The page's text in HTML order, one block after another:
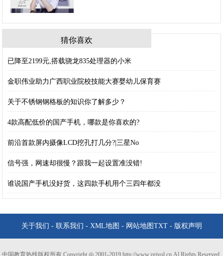
猜你喜欢
已降至2199元,搭载骁龙835处理器的小米
金职伟业助力广西职业院校技能大赛婴幼儿保育赛
关于不锈钢钢格板的知识你了解多少？
4款高配低价的国产手机，哪款是你喜欢的?
前沿首款屏内摄像LCD挖孔打几分?|三星No
信号强，网速却很慢？跟我一起设置准没错!
谁说国产手机没好货，这四款手机用个三四年都没
关于我们 - 联系我们 - XML地图 - 网站地图 TXT- 版权声明
中国教育热线版权所有 Copyright ◎ 2001-2019 http://www.zgjyol.cn Al Rights Reserved.